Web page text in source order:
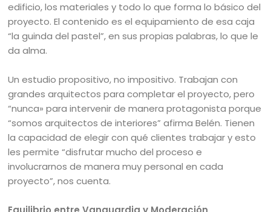
edificio, los materiales y todo lo que forma lo básico del
proyecto. El contenido es el equipamiento de esa caja
“la guinda del pastel”, en sus propias palabras, lo que le
da alma.
Un estudio propositivo, no impositivo. Trabajan con
grandes arquitectos para completar el proyecto, pero
“nunca» para intervenir de manera protagonista porque
“somos arquitectos de interiores” afirma Belén. Tienen
la capacidad de elegir con qué clientes trabajar y esto
les permite “disfrutar mucho del proceso e
involucrarnos de manera muy personal en cada
proyecto”, nos cuenta.